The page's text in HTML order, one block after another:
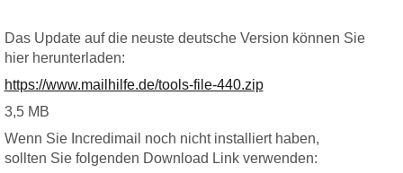
Das Update auf die neuste deutsche Version können Sie
hier herunterladen:
https://www.mailhilfe.de/tools-file-440.zip
3,5 MB
Wenn Sie Incredimail noch nicht installiert haben,
sollten Sie folgenden Download Link verwenden: